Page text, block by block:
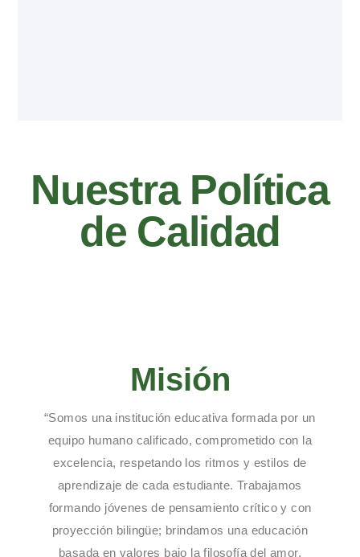
Nuestra Política
de Calidad
Misión
“Somos una institución educativa formada por un
equipo humano calificado, comprometido con la
excelencia, respetando los ritmos y estilos de
aprendizaje de cada estudiante. Trabajamos
formando jóvenes de pensamiento crítico y con
proyección bilingüe; brindamos una educación
basada en valores bajo la filosofía del amor,